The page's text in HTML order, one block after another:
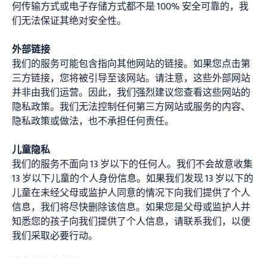
何传输方式或电子存储方式都不是 100% 安全可靠的，我
们无法保证其绝对安全性。
外部链接
我们的服务可能包含指向其他网站的链接。如果您点击第
三方链接，您将被引导至该网站。请注意，这些外部网站
并非由我们运营。因此，我们强烈建议您查看这些网站的
隐私政策。我们无法控制任何第三方网站或服务的内容、
隐私政策或做法，也不承担任何责任。
儿童隐私
我们的服务不面向 13 岁以下的任何人。我们不会故意收集
13 岁以下儿童的个人身份信息。如果我们发现 13 岁以下的
儿童在未经父母或监护人同意的情况下向我们提供了个人
信息，我们将尽快删除该信息。如果您是父母或监护人并
知悉您的孩子向我们提供了个人信息，请联系我们，以便
我们采取必要行动。